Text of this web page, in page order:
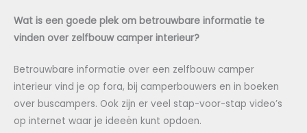
Wat is een goede plek om betrouwbare informatie te
vinden over zelfbouw camper interieur?
Betrouwbare informatie over een zelfbouw camper
interieur vind je op fora, bij camperbouwers en in boeken
over buscampers. Ook zijn er veel stap-voor-stap video’s
op internet waar je ideeën kunt opdoen.